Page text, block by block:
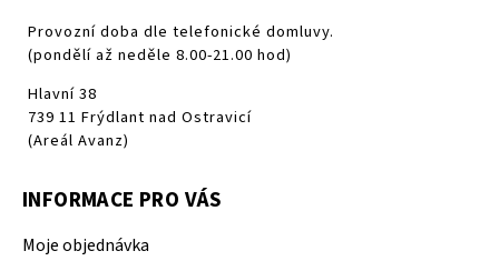
Provozní doba dle telefonické domluvy.
(pondělí až neděle 8.00-21.00 hod)
Hlavní 38
739 11 Frýdlant nad Ostravicí
(Areál Avanz)
INFORMACE PRO VÁS
Moje objednávka